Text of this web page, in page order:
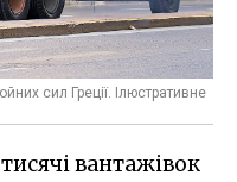
сил Греції. Ілюстративне
вантажівок